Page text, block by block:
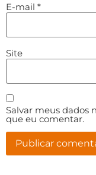
E-mail *
Site
Salvar meus dados
que eu comentar.